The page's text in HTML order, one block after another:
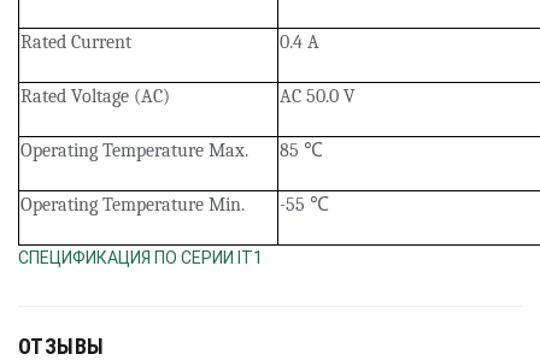
Rated Current 0.4 A
Rated Voltage (AC) AC 50.0 V
Operating Temperature Max. 85 ℃
Operating Temperature Min. -55 ℃
СПЕЦИФИКАЦИЯ ПО СЕРИИ IT1
ОТЗЫВЫ